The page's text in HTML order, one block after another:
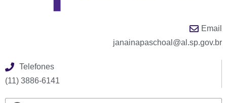
Email
janainapaschoal@al.sp.gov.br
Telefones
(11) 3886-6141